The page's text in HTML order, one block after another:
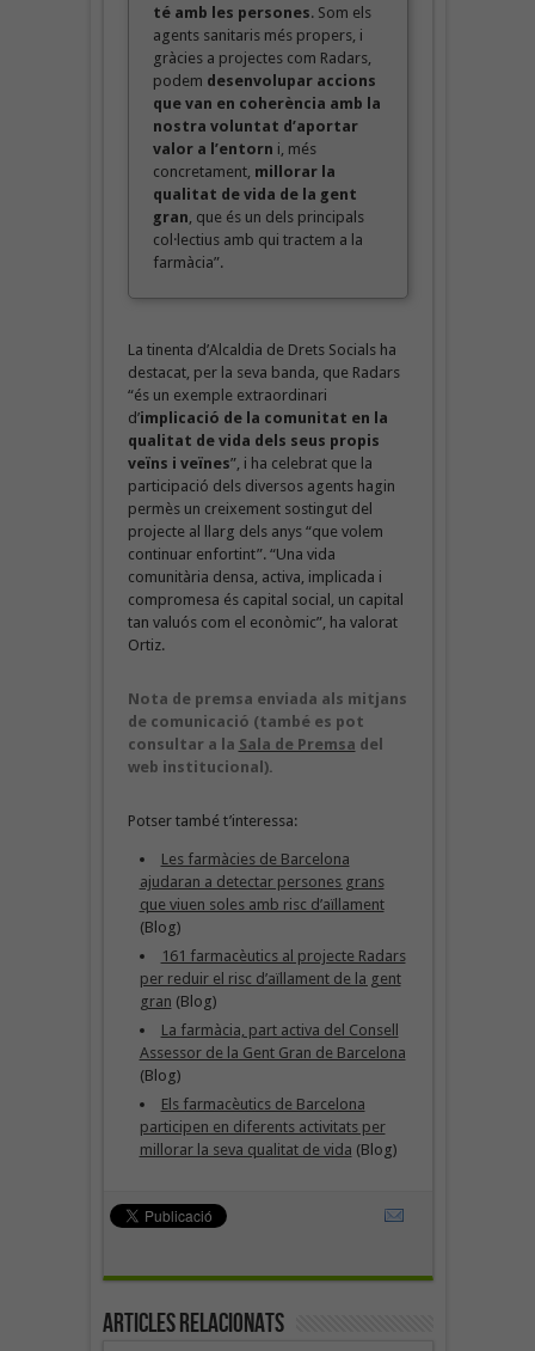
té amb les persones. Som els
agents sanitaris més propers, i
gràcies a projectes com Radars,
podem desenvolupar accions
que van en coherència amb la
nostra voluntat d’aportar
valor a l’entorn i, més
concretament, millorar la
qualitat de vida de la gent
gran , que és un dels principals
col·lectius amb qui tractem a la
farmàcia”.
La tinenta d’Alcaldia de Drets Socials ha
destacat, per la seva banda, que Radars
“és un exemple extraordinari
d’implicació de la comunitat en la
qualitat de vida dels seus propis
veïns i veïnes”, i ha celebrat que la
participació dels diversos agents hagin
permès un creixement sostingut del
projecte al llarg dels anys “que volem
continuar enfortint”. “Una vida
comunitària densa, activa, implicada i
compromesa és capital social, un capital
tan valuós com el econòmic”, ha valorat
Ortiz.
Nota de premsa enviada als mitjans
de comunicació (també es pot
consultar a la Sala de Premsa del
web institucional).
Potser també t’interessa:
Les farmàcies de Barcelona
ajudaran a detectar persones grans
que viuen soles amb risc d’aïllament
(Blog)
161 farmacèutics al projecte Radars
per reduir el risc d’aïllament de la gent
gran (Blog)
La farmàcia, part activa del Consell
Assessor de la Gent Gran de Barcelona
(Blog)
Els farmacèutics de Barcelona
participen en diferents activitats per
millorar la seva qualitat de vida (Blog)
Articles Relacionats